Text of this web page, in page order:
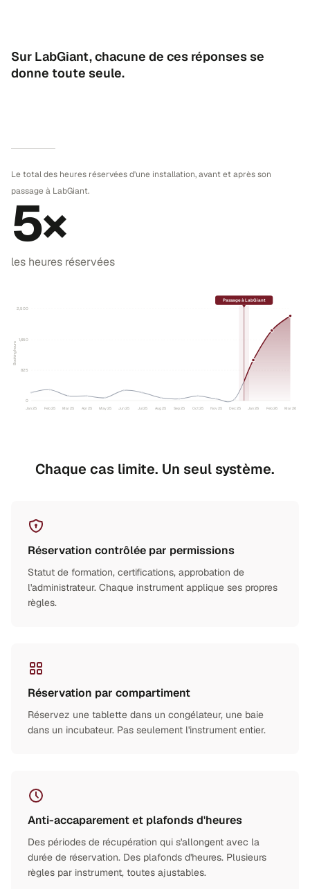
Sur LabGiant, chacune de ces réponses se
donne toute seule.
Le total des heures réservées d'une installation, avant et après son
passage à LabGiant.
5×
les heures réservées
0
825
1,650
2,500
Passage à LabGiant
Jan 25 Feb 25 Mar 25 Apr 25 May 25 Jun 25 Jul 25 Aug 25 Sep 25 Oct 25 Nov 25 Dec 25 Jan 26 Feb 26 Mar 26
Booking hours
Chaque cas limite. Un seul système.
Réservation contrôlée par permissions
Statut de formation, certifications, approbation de
l'administrateur. Chaque instrument applique ses propres
règles.
Réservation par compartiment
Réservez une tablette dans un congélateur, une baie
dans un incubateur. Pas seulement l'instrument entier.
Anti-accaparement et plafonds d'heures
Des périodes de récupération qui s'allongent avec la
durée de réservation. Des plafonds d'heures. Plusieurs
règles par instrument, toutes ajustables.